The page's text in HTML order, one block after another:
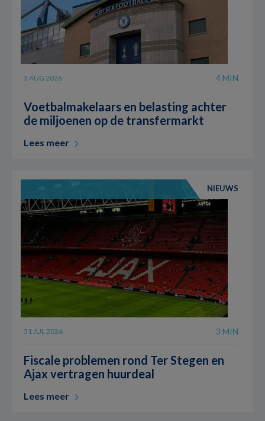
3 AUG 2026 4 MIN
Voetbalmakelaars en belasting achter
de miljoenen op de transfermarkt
Lees meer
NIEUWS
31 JUL 2026 3 MIN
Fiscale problemen rond Ter Stegen en
Ajax vertragen huurdeal
Lees meer